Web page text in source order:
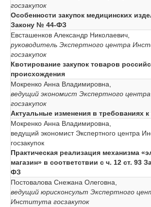
госзакупок
Особенности закупок медицинских
Закону № 44-ФЗ
Евсташенков Александр Николаевич,
руководитель Экспертного центра
госзакупок
Квотирование закупок товаров
происхождения
Мокренко Анна Владимировна,
ведущий экономист Экспертного
госзакупок
Актуальные изменения в требованиях к
Мокренко Анна Владимировна,
ведущий экономист Экспертного центра
госзакупок
Практическая реализация механизма
магазин» в соответствии с ч. 12 ст. 93
ФЗ
Постовалова Снежана Олеговна,
ведущий юрисконсульт Экспертного
Института госзакупок